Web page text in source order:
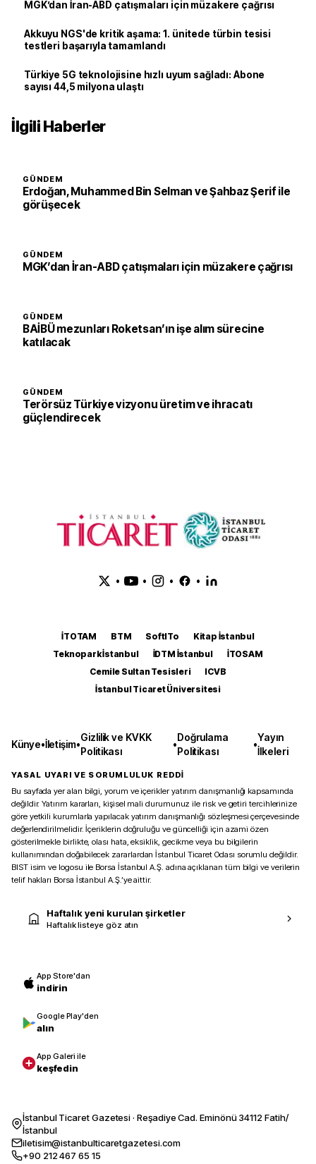
MGK’dan İran-ABD çatışmaları için müzakere çağrısı
Akkuyu NGS'de kritik aşama: 1. ünitede türbin tesisi
testleri başarıyla tamamlandı
Türkiye 5G teknolojisine hızlı uyum sağladı: Abone
sayısı 44,5 milyona ulaştı
İlgili Haberler
GÜNDEM
Erdoğan, Muhammed Bin Selman ve Şahbaz Şerif ile
görüşecek
GÜNDEM
MGK’dan İran-ABD çatışmaları için müzakere çağrısı
GÜNDEM
BAİBÜ mezunları Roketsan’ın işe alım sürecine
katılacak
GÜNDEM
Terörsüz Türkiye vizyonu üretim ve ihracatı
güçlendirecek
• • • •
İTOTAM BTM SoftITo
Kitap İstanbul
Teknopark İstanbul
İDTM İstanbul
İTOSAM
Cemile Sultan Tesisleri
ICVB
İstanbul Ticaret Üniversitesi
Künye•İletişim•
Gizlilik ve KVKK
Politikası
•
Doğrulama
Politikası
•
Yayın
İlkeleri
YASAL UYARI VE SORUMLULUK REDDİ
Bu sayfada yer alan bilgi, yorum ve içerikler yatırım danışmanlığı kapsamında
değildir. Yatırım kararları, kişisel mali durumunuz ile risk ve getiri tercihlerinize
göre yetkili kurumlarla yapılacak yatırım danışmanlığı sözleşmesi çerçevesinde
değerlendirilmelidir. İçeriklerin doğruluğu ve güncelliği için azami özen
gösterilmekle birlikte, olası hata, eksiklik, gecikme veya bu bilgilerin
kullanımından doğabilecek zararlardan İstanbul Ticaret Odası sorumlu değildir.
BIST isim ve logosu ile Borsa İstanbul A.Ş. adına açıklanan tüm bilgi ve verilerin
telif hakları Borsa İstanbul A.Ş.’ye aittir.
Haftalık yeni kurulan şirketler
Haftalık listeye göz atın
App Store'dan
indirin
Google Play'den
alın
App Galeri ile
keşfedin
İstanbul Ticaret Gazetesi · Reşadiye Cad. Eminönü 34112 Fatih/
İstanbul
iletisim@istanbulticaretgazetesi.com
+90 212 467 65 15